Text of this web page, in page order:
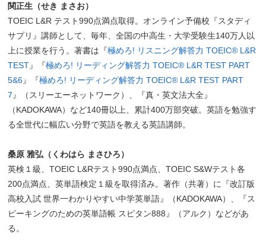
関正生（せき まさお）
TOEIC L&R テスト990点満点取得。オンライン予備校『スタディ
サプリ』講師として、毎年、全国の中高生・大学受験生140万人以
上に授業を行う。著書は『極めろ! リスニング解答力 TOEIC® L&R
TEST』『極めろ! リーディング解答力 TOEIC® L&R TEST PART
5&6』『極めろ! リーディング解答力 TOEIC® L&R TEST PART
7 』（スリーエーネットワーク）、『真・英文法大全』
（KADOKAWA）など140冊以上、累計400万部突破。英語を勉強す
る全世代に幅広い分野で英語を教える英語講師。
桑原 雅弘（くわはら まさひろ）
英検１級、TOEIC L&Rテスト990点満点、TOEIC S&Wテスト各
200点満点、英単語検定１級を取得済み。著作（共著）に『改訂版
高校入試 世界一わかりやすい中学英単語』（KADOKAWA）、『ス
ピーキングのための英単語帳 スピタン888』（アルク）などがあ
る。